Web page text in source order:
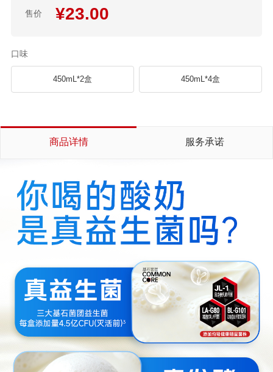
售价 ¥23.00
口味
450mL*2盒 450mL*4盒
商品详情 服务承诺